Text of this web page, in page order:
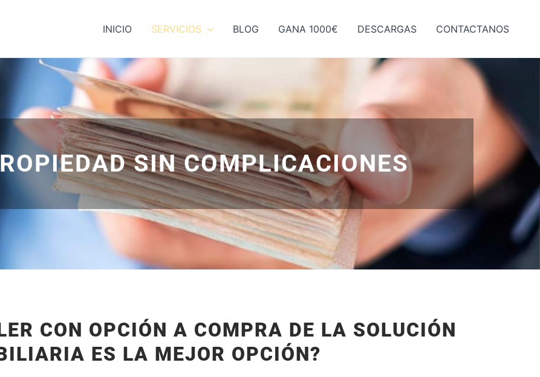
INICIO SERVICIOS BLOG GANA 1000€ DESCARGAS CONTACTANOS
SIN COMPLICACIONES
CON OPCIÓN A COMPRA DE LA SOLUCIÓN
ES LA MEJOR OPCIÓN?